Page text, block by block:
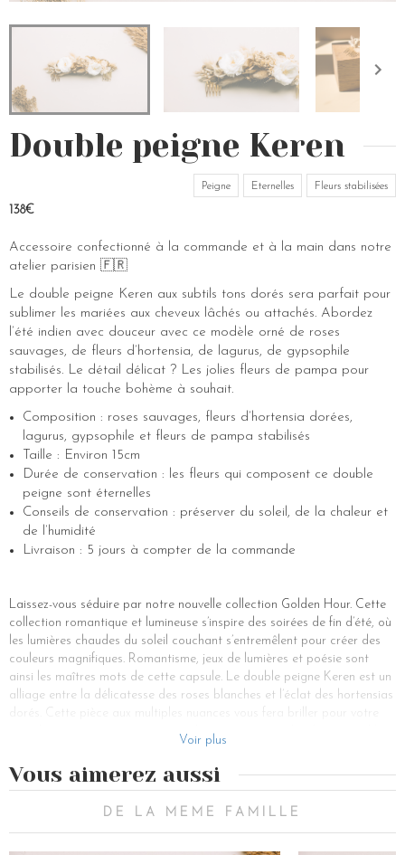
Double peigne Keren
Peigne Eternelles Fleurs stabilisées
138€
Accessoire confectionné à la commande et à la main dans notre
atelier parisien 🇫🇷
Le double peigne Keren aux subtils tons dorés sera parfait pour
sublimer les mariées aux cheveux lâchés ou attachés. Abordez
l’été indien avec douceur avec ce modèle orné de roses
sauvages, de fleurs d’hortensia, de lagurus, de gypsophile
stabilisés. Le détail délicat ? Les jolies fleurs de pampa pour
apporter la touche bohème à souhait.
Composition : roses sauvages, fleurs d’hortensia dorées,
lagurus, gypsophile et fleurs de pampa stabilisés
Taille : Environ 15cm
Durée de conservation : les fleurs qui composent ce double
peigne sont éternelles
Conseils de conservation : préserver du soleil, de la chaleur et
de l’humidité
Livraison : 5 jours à compter de la commande
Laissez-vous séduire par notre nouvelle collection Golden Hour. Cette
collection romantique et lumineuse s’inspire des soirées de fin d’été, où
les lumières chaudes du soleil couchant s’entremêlent pour créer des
couleurs magnifiques. Romantisme, jeux de lumières et poésie sont
ainsi les maîtres mots de cette capsule. Le double peigne Keren est un
alliage entre la délicatesse des roses blanches et l’éclat des hortensias
grand jour et apportera un côté glamour à votre robe de mariée. Vous
pourrez ainsi le porter à votre mariage printemps-été comme
automne-hiver et même pour les fêtes.
Composé de roses blanches, de fleurs d’hortensias ivoire et doré, de
gypsophile écru, de lagurus et de ruscus, ce magnifique peigne est
l’accessoire mariage parfait pour sublimer votre tenue. En effet, le
peigne est l’accessoire fleuri incontournable des mariages. Il permet de
Voir plus
Vous aimerez aussi
DE LA MEME FAMILLE